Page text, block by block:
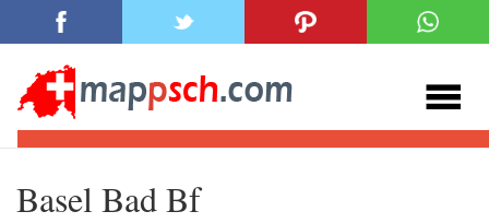
Basel Bad Bf